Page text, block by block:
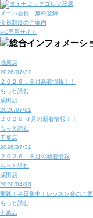
メール会員 無料登録
会員制度のご案内
PC専用サイト
茂原店
2026/07/31
２０２６．８月新着情報！！
もっと読む
成田店
2026/07/31
２０２６.８月の新着情報！！
もっと読む
千葉店
2026/07/31
２０２６．８月の新着情報
もっと読む
成田店
2026/04/30
実践！半日集中！レッスン会のご
もっと読む
千葉店